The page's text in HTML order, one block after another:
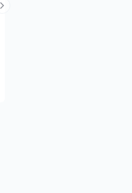
Next Slide